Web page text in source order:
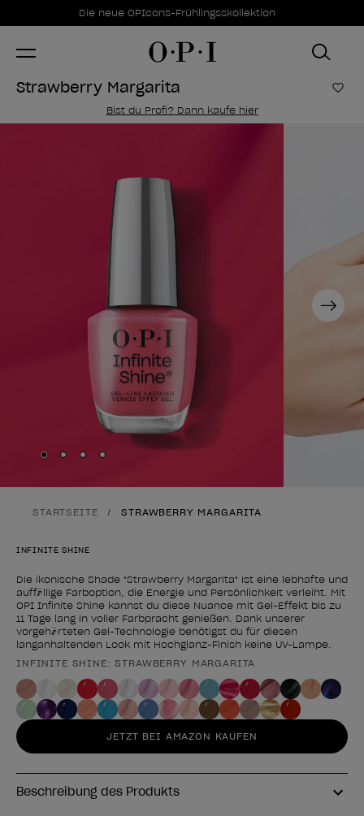
Sonderangebote
Die neue OPIcons-Frühlingsskollektion
Item 1 of 1
Strawberry Margarita Zur
Bist du Profi? Dann kaufe hier
Next
Skip to slide
Skip to slide
Skip to slide
Skip to slide
STARTSEITE STRAWBERRY MARGARITA
INFINITE SHINE
Die ikonische Shade "Strawberry Margarita" ist eine lebhafte und
auffällige Farboption, die Energie und Persönlichkeit verleiht. Mit
OPI Infinite Shine kannst du diese Nuance mit Gel-Effekt bis zu
11 Tage lang in voller Farbpracht genießen. Dank unserer
vorgehärteten Gel-Technologie benötigst du für diesen
langanhaltenden Look mit Hochglanz-Finish keine UV-Lampe.
Form des Produkts
INFINITE SHINE: STRAWBERRY MARGARITA
JETZT BEI AMAZON KAUFEN
Beschreibung des Produkts